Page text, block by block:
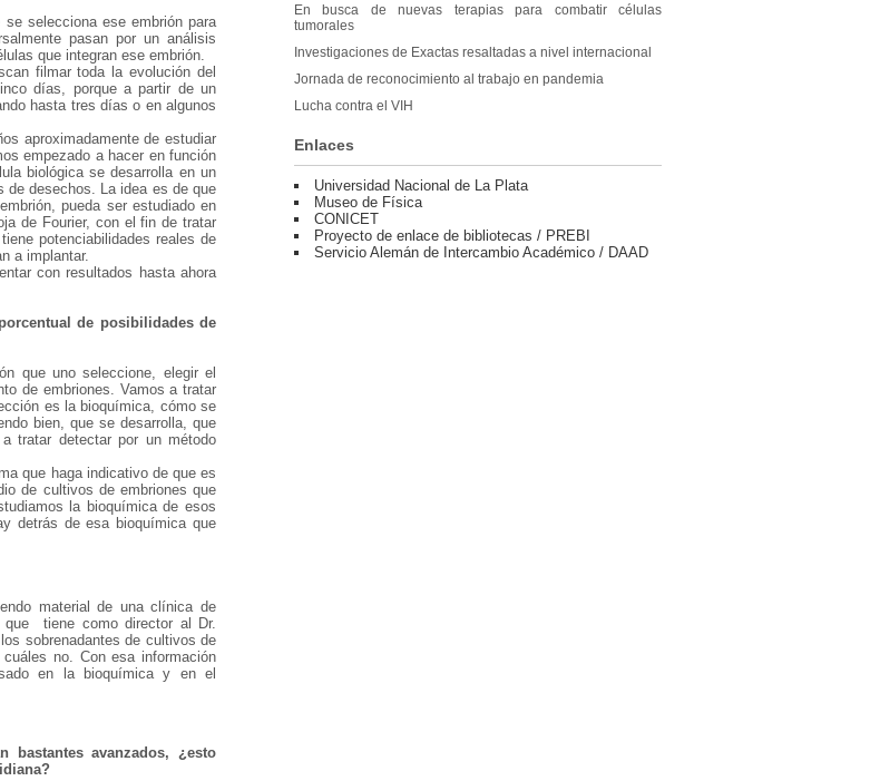
selecciona ese embrión para
pasan por un análisis
que integran ese embrión.
filmar toda la evolución del
días, porque a partir de un
hasta tres días o en algunos
aproximadamente de estudiar
empezado a hacer en función
biológica se desarrolla en un
de desechos. La idea es de que
pueda ser estudiado en
de Fourier, con el fin de tratar
potenciabilidades reales de
a implantar.
con resultados hasta ahora
de posibilidades de
que uno seleccione, elegir el
de embriones. Vamos a tratar
es la bioquímica, cómo se
bien, que se desarrolla, que
tratar detectar por un método
que haga indicativo de que es
de cultivos de embriones que
la bioquímica de esos
detrás de esa bioquímica que
material de una clínica de
que tiene como director al Dr.
sobrenadantes de cultivos de
no. Con esa información
en la bioquímica y en el
bastantes avanzados, ¿esto
En busca de nuevas terapias para combatir células
tumorales
Investigaciones de Exactas resaltadas a nivel internacional
Jornada de reconocimiento al trabajo en pandemia
Lucha contra el VIH
Enlaces
Universidad Nacional de La Plata
Museo de Física
CONICET
Proyecto de enlace de bibliotecas / PREBI
Servicio Alemán de Intercambio Académico / DAAD